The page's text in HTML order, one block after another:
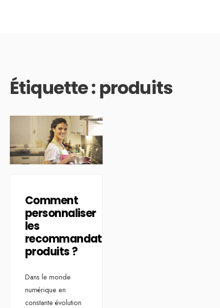
Étiquette :produits
Comment
personnaliser
les
recommandations
produits ?
Dans le monde
numérique en
constante évolution